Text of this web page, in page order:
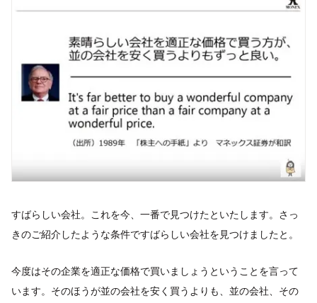
すばらしい会社。これを今、一番で見つけたといたします。さっ
きのご紹介したような条件ですばらしい会社を見つけましたと。
今度はその企業を適正な価格で買いましょうということを言って
います。そのほうが並の会社を安く買うよりも、並の会社、その